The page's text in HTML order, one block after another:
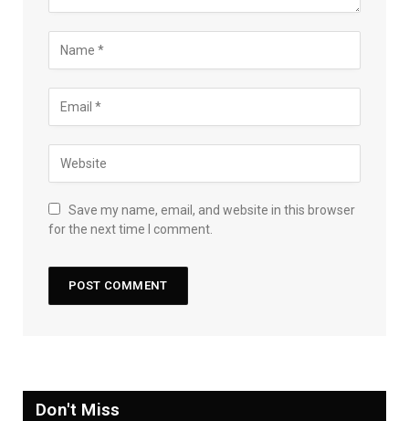
Save my name, email, and website in this browser
for the next time I comment.
Don't Miss